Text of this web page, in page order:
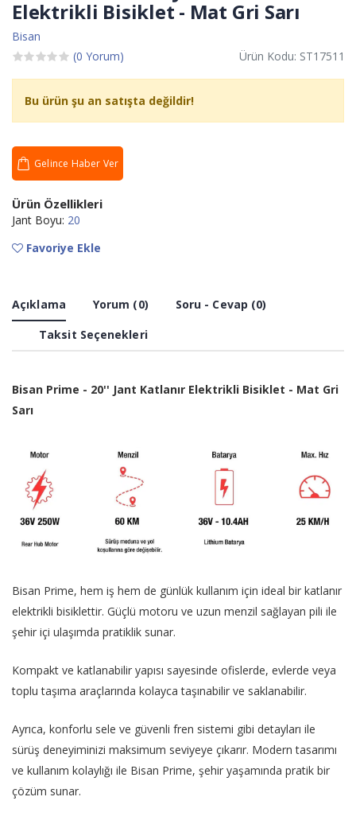
Elektrikli Bisiklet - Mat Gri Sarı
Bisan
(0 Yorum)
Ürün Kodu: ST17511
Bu ürün şu an satışta değildir!
Gelince Haber Ver
Ürün Özellikleri
Jant Boyu: 20
Favoriye Ekle
Açıklama Yorum (0)
Soru - Cevap (0)
Taksit Seçenekleri
Bisan Prime - 20'' Jant Katlanır Elektrikli Bisiklet - Mat Gri
Sarı
Bisan Prime, hem iş hem de günlük kullanım için ideal bir katlanır
elektrikli bisiklettir. Güçlü motoru ve uzun menzil sağlayan pili ile
şehir içi ulaşımda pratiklik sunar.
Kompakt ve katlanabilir yapısı sayesinde ofislerde, evlerde veya
toplu taşıma araçlarında kolayca taşınabilir ve saklanabilir.
Ayrıca, konforlu sele ve güvenli fren sistemi gibi detayları ile
sürüş deneyiminizi maksimum seviyeye çıkarır. Modern tasarımı
ve kullanım kolaylığı ile Bisan Prime, şehir yaşamında pratik bir
çözüm sunar.